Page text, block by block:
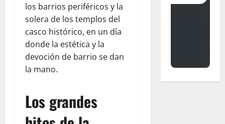
los barrios periféricos y la
solera de los templos del
casco histórico, en un día
donde la estética y la
devoción de barrio se dan
la mano.
Los grandes